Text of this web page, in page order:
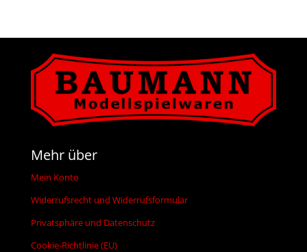
Mehr über
Mein Konto
Widerrufsrecht und Widerrufsformular
Privatsphäre und Datenschutz
Cookie-Richtlinie (EU)